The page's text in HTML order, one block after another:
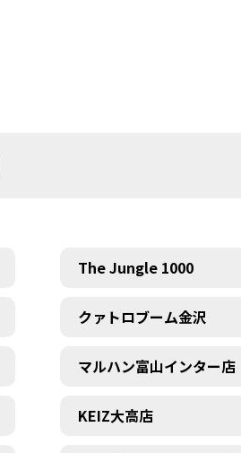
The Jungle 1000
クァトロブーム金沢
マルハン富山インター店
KEIZ大高店